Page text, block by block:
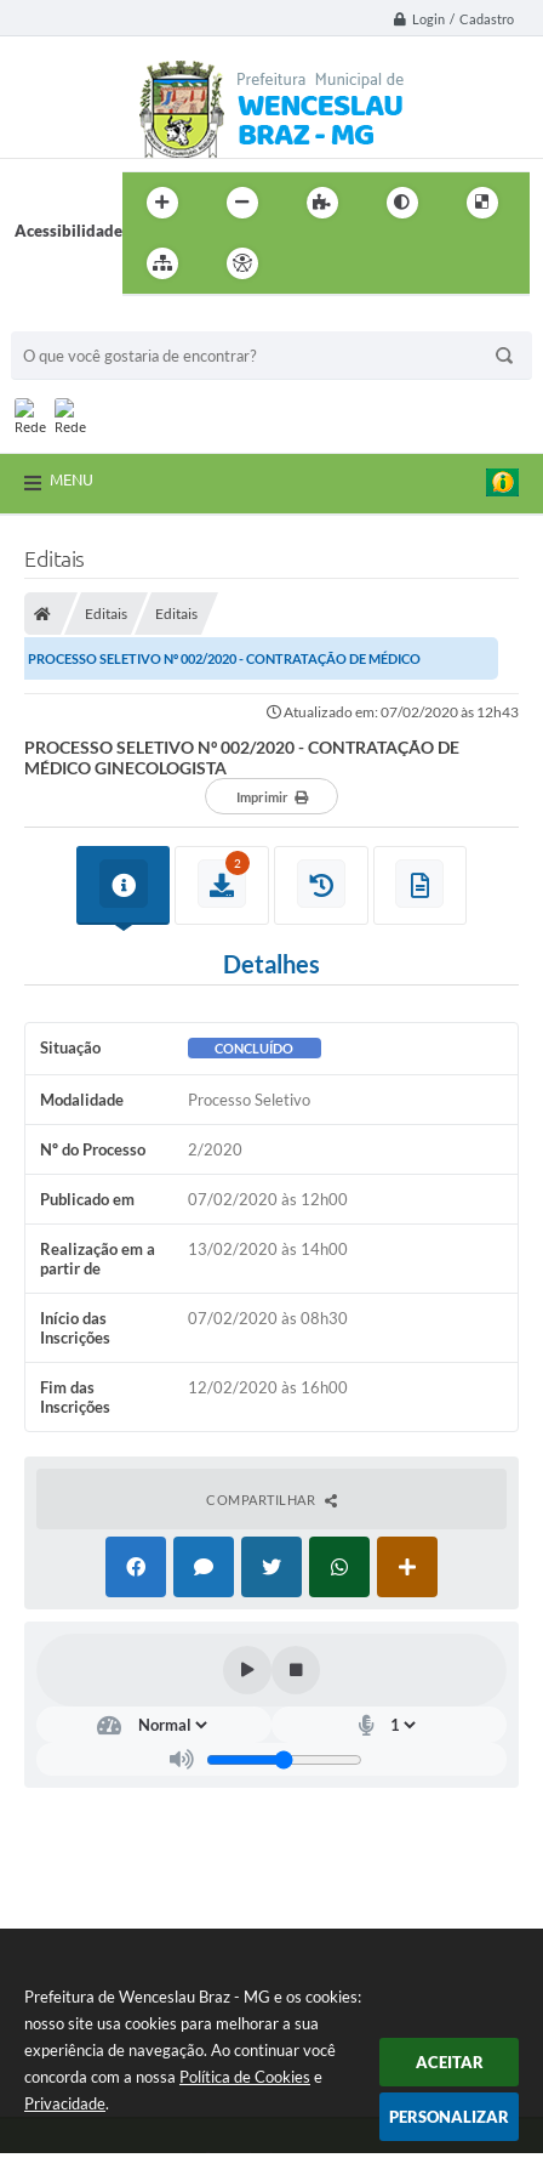
Prefeitura de Wenceslau Braz - MG e os cookies:
nosso site usa cookies para melhorar a sua
experiência de navegação. Ao continuar você
concorda com a nossa Política de Cookies e
Privacidade.
ACEITAR
PERSONALIZAR
Login / Cadastro
Acessibilidade
MENU
Editais
Editais Editais
PROCESSO SELETIVO Nº 002/2020 - CONTRATAÇÃO DE MÉDICO
Atualizado em: 07/02/2020 às 12h43
PROCESSO SELETIVO Nº 002/2020 - CONTRATAÇÃO DE
MÉDICO GINECOLOGISTA
Imprimir
2
Detalhes
Situação CONCLUÍDO
Modalidade Processo Seletivo
Nº do Processo 2/2020
Publicado em 07/02/2020 às 12h00
Realização em a
partir de
13/02/2020 às 14h00
Início das
Inscrições
07/02/2020 às 08h30
Fim das
Inscrições
12/02/2020 às 16h00
COMPARTILHAR
Telefone: (35) 99971-1768